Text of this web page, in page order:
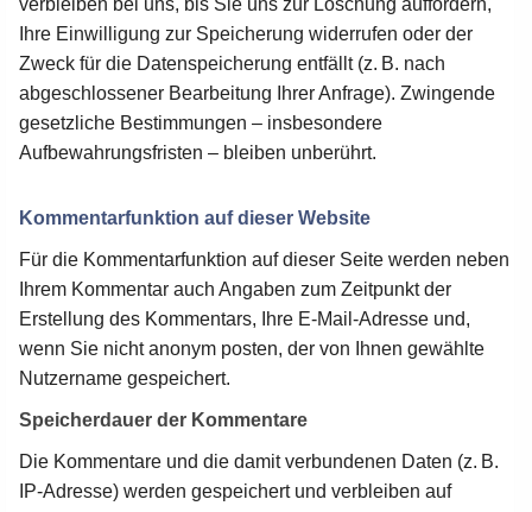
Ihre Einwilligung zur Speicherung widerrufen oder der
Zweck für die Datenspeicherung entfällt (z. B. nach
abgeschlossener Bearbeitung Ihrer Anfrage). Zwingende
gesetzliche Bestimmungen – insbesondere
Aufbewahrungsfristen – bleiben unberührt.
Kommentarfunktion auf dieser Website
Für die Kommentarfunktion auf dieser Seite werden neben
Ihrem Kommentar auch Angaben zum Zeitpunkt der
Erstellung des Kommentars, Ihre E-Mail-Adresse und,
wenn Sie nicht anonym posten, der von Ihnen gewählte
Nutzername gespeichert.
Speicherdauer der Kommentare
Die Kommentare und die damit verbundenen Daten (z. B.
IP-Adresse) werden gespeichert und verbleiben auf